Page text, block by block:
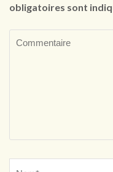
obligatoires sont